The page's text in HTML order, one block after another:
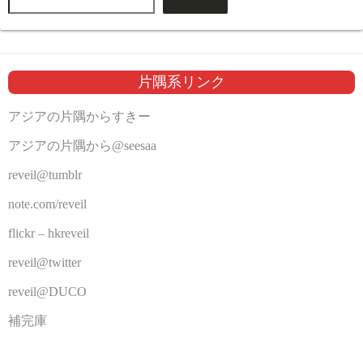
片隅系リンク
アジアの片隅からすきー
アジアの片隅から@seesaa
reveil@tumblr
note.com/reveil
flickr – hkreveil
reveil@twitter
reveil@DUCO
補完庫